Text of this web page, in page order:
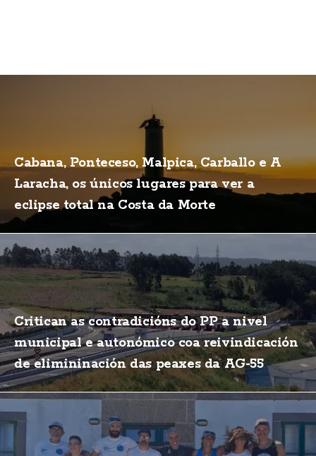
Cabana, Ponteceso, Malpica, Carballo e A
Laracha, os únicos lugares para ver a
eclipse total na Costa da Morte
Critican as contradicións do PP a nivel
municipal e autonómico coa reivindicación
de elimininación das peaxes da AG-55